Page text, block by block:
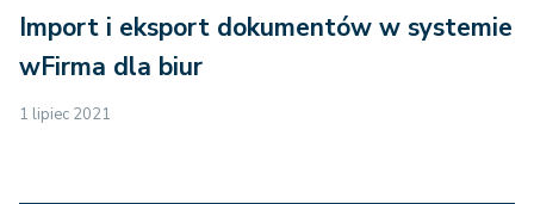
Import i eksport dokumentów w systemie
wFirma dla biur
1 lipiec 2021